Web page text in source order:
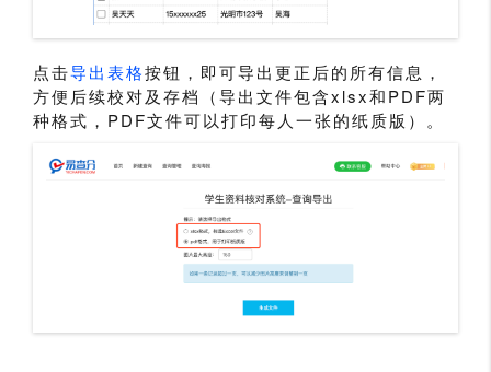
点击导出表格按钮，即可导出更正后的所有信息，
方便后续校对及存档（导出文件包含xlsx和PDF两
种格式，PDF文件可以打印每人一张的纸质版）。